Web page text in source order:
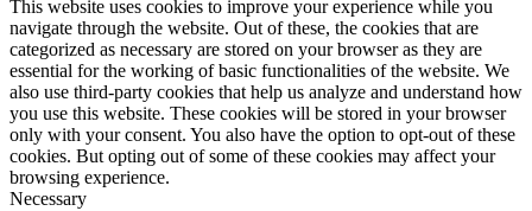
This website uses cookies to improve your experience while you
navigate through the website. Out of these, the cookies that are
categorized as necessary are stored on your browser as they are
essential for the working of basic functionalities of the website. We
also use third-party cookies that help us analyze and understand how
you use this website. These cookies will be stored in your browser
only with your consent. You also have the option to opt-out of these
cookies. But opting out of some of these cookies may affect your
browsing experience.
Necessary